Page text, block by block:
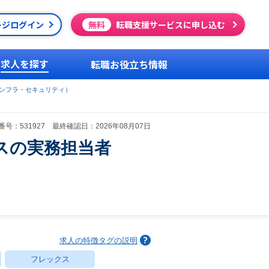
ログイン 無料 転職支援サービスに申し込む
求人を探す 転職お役立ち情報
フラ・セキュリティ）
号：531927 最終確認日：2026年08月07日
の実務担当者
求人の特徴タグの説明
フレックス